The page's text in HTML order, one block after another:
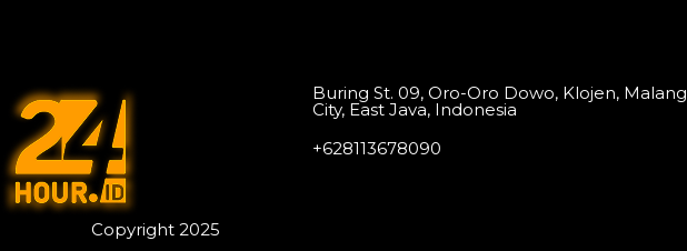
Copyright 2025
Buring St. 09, Oro-Oro Dowo, Klojen, Malang
City, East Java, Indonesia
+628113678090